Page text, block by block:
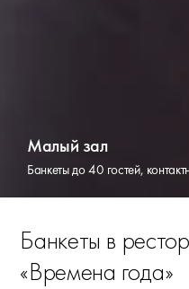
АВГУСТ
Летняя веранда
Банкеты по меню à la carte
Зал «Времена года»
Банкеты на 100-250 гостей,
Каминный зал
Банкеты до 100 гостей, живой
Малый зал
Банкеты до 40 гостей,
Шатёр в саду
Лучшее место для летней
Зоны для фотосессии
Внутри и вокруг ресторана
Банкеты в
«Времена года»